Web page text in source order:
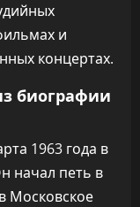
и
концертах.
биографии
1963 года в
начал петь в
Московское